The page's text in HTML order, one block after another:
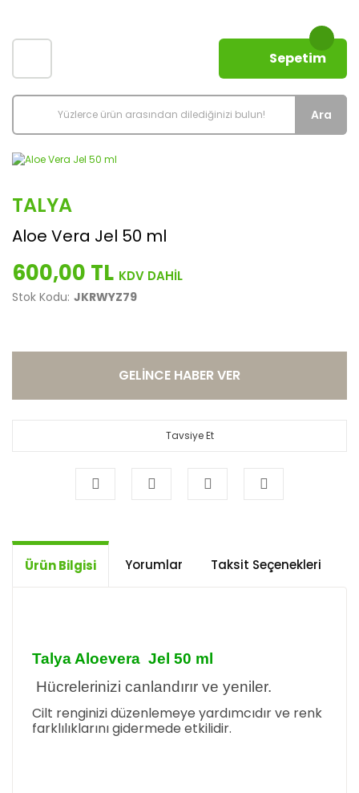
Ara
Sepetim
TALYA
Aloe Vera Jel 50 ml
600,00 TL
Stok Kodu: JKRWYZ79
GELİNCE HABER VER
Tavsiye Et
Ürün Bilgisi Yorumlar Taksit Seçenekleri
Talya Aloevera Jel 50 ml
Hücrelerinizi canlandırır ve yeniler.
Cilt renginizi düzenlemeye yardımcıdır ve renk
farklılıklarını gidermede etkilidir.